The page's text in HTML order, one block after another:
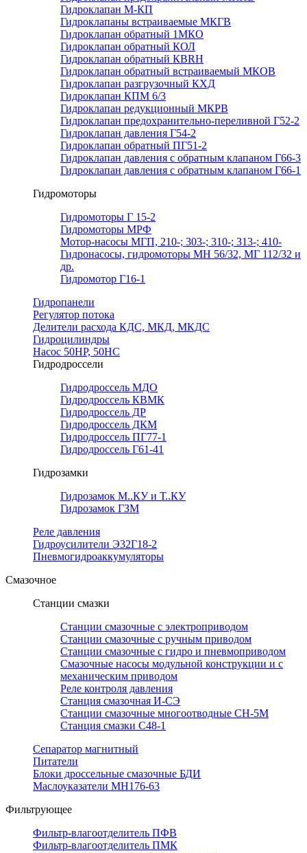
Гидроклапан М-КП
Гидроклапаны встраиваемые МКГВ
Гидроклапан обратный 1МКО
Гидроклапан обратный КОЛ
Гидроклапан обратный КВRН
Гидроклапан обратный встраиваемый МКОВ
Гидроклапан разгрузочный КХД
Гидроклапан КПМ 6/3
Гидроклапан редукционный МКРВ
Гидроклапан предохранительно-переливной Г52-2
Гидроклапан давления Г54-2
Гидроклапан обратный ПГ51-2
Гидроклапан давления с обратным клапаном Г66-3
Гидроклапан давления с обратным клапаном Г66-1
Гидромоторы
Гидромоторы Г 15-2
Гидромоторы МРФ
Мотор-насосы МГП, 210-; 303-; 310-; 313-; 410-
Гидронасосы, гидромоторы МН 56/32, МГ 112/32 и
др.
Гидромотор Г16-1
Гидропанели
Регулятор потока
Делители расхода КДС, МКД, МКДС
Гидроцилиндры
Насос 50НР, 50НС
Гидродроссели
Гидродроссель МДО
Гидродроссель КВМК
Гидродроссель ДР
Гидродроссель ДКМ
Гидродроссель ПГ77-1
Гидродроссель Г61-41
Гидрозамки
Гидрозамок М..КУ и Т..КУ
Гидрозамок ГЗМ
Реле давления
Гидроусилители Э32Г18-2
Пневмогидроаккумуляторы
Смазочное
Станции смазки
Станции смазочные с электроприводом
Станции смазочные с ручным приводом
Станции смазочные с гидро и пневмоприводом
Смазочные насосы модульной конструкции и с
механическим приводом
Реле контроля давления
Станция смазочная И-СЭ
Станции смазочные многоотводные СН-5М
Станция смазки С48-1
Сепаратор магнитный
Питатели
Блоки дроссельные смазочные БДИ
Маслоуказатели МН176-63
Фильтрующее
Фильтр-влагоотделитель ПФВ
Фильтр-влагоотделитель ПМК